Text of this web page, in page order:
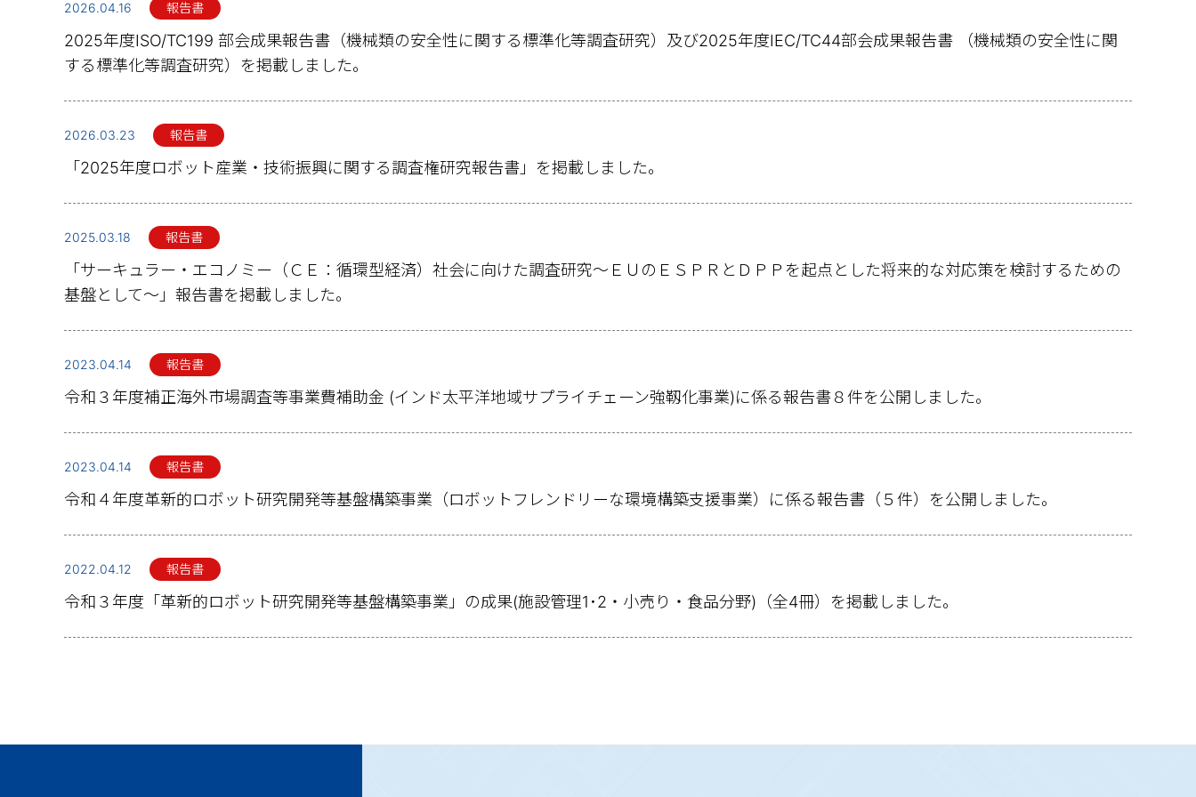
2026.04.16 報告書
2025年度ISO/TC199 部会成果報告書（機械類の安全性に関する標準化等調査研究）及び2025年度IEC/TC44部会成果報告書 （機械類の安全性に関
する標準化等調査研究）を掲載しました。
2026.03.23 報告書
「2025年度ロボット産業・技術振興に関する調査権研究報告書」を掲載しました。
2025.03.18 報告書
「サーキュラー・エコノミー（ＣＥ：循環型経済）社会に向けた調査研究～ＥＵのＥＳＰＲとＤＰＰを起点とした将来的な対応策を検討するための
基盤として～」報告書を掲載しました。
2023.04.14 報告書
令和３年度補正海外市場調査等事業費補助金 (インド太平洋地域サプライチェーン強靱化事業)に係る報告書８件を公開しました。
2023.04.14 報告書
令和４年度革新的ロボット研究開発等基盤構築事業（ロボットフレンドリーな環境構築支援事業）に係る報告書（５件）を公開しました。
2022.04.12 報告書
令和３年度「革新的ロボット研究開発等基盤構築事業」の成果(施設管理1･2・小売り・食品分野)（全4冊）を掲載しました。